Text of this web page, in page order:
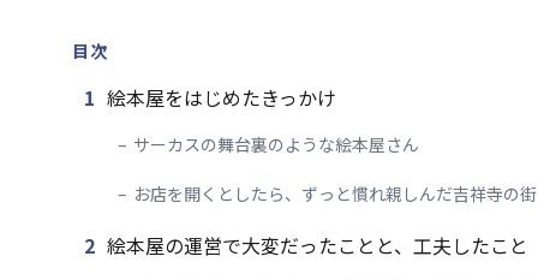
目次
1 絵本屋をはじめたきっかけ
サーカスの舞台裏のような絵本屋さん
お店を開くとしたら、ずっと慣れ親しんだ吉祥寺の
2 絵本屋の運営で大変だったことと、工夫したこと